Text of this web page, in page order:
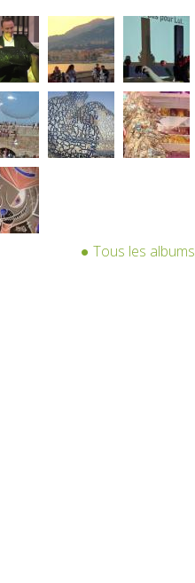
Tous les albums